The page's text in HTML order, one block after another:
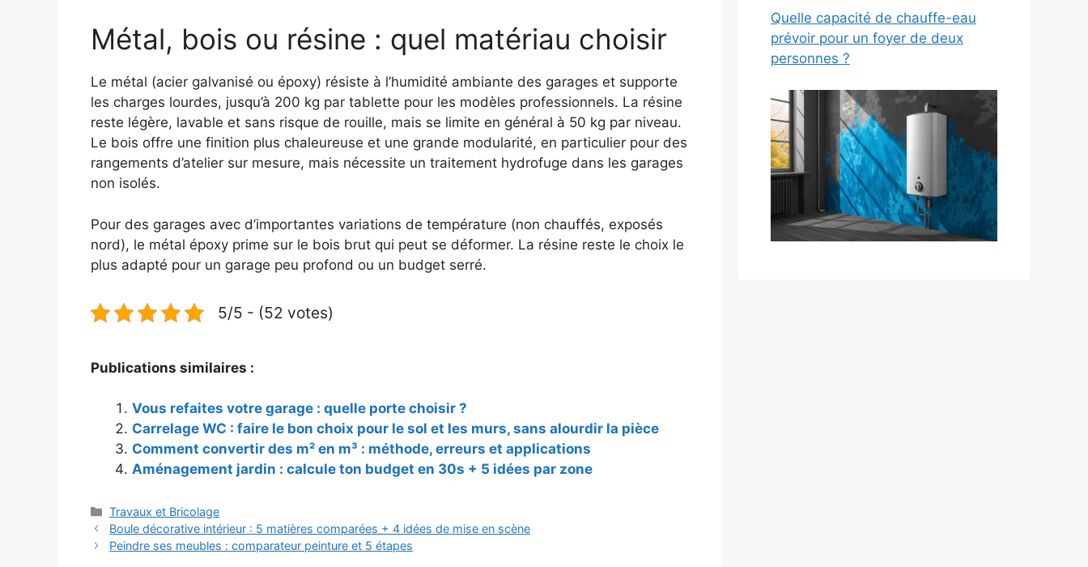
Métal, bois ou résine : quel matériau choisir
Le métal (acier galvanisé ou époxy) résiste à l’humidité ambiante des garages et supporte
les charges lourdes, jusqu’à 200 kg par tablette pour les modèles professionnels. La résine
reste légère, lavable et sans risque de rouille, mais se limite en général à 50 kg par niveau.
Le bois offre une finition plus chaleureuse et une grande modularité, en particulier pour des
rangements d’atelier sur mesure, mais nécessite un traitement hydrofuge dans les garages
non isolés.
Pour des garages avec d’importantes variations de température (non chauffés, exposés
nord), le métal époxy prime sur le bois brut qui peut se déformer. La résine reste le choix le
plus adapté pour un garage peu profond ou un budget serré.
5/5 - (52 votes)
Publications similaires :
Vous refaites votre garage : quelle porte choisir ?
Carrelage WC : faire le bon choix pour le sol et les murs, sans alourdir la pièce
Comment convertir des m² en m³ : méthode, erreurs et applications
Aménagement jardin : calcule ton budget en 30s + 5 idées par zone
Catégories
Travaux et Bricolage
Boule décorative intérieur : 5 matières comparées + 4 idées de mise en scène
Peindre ses meubles : comparateur peinture et 5 étapes
Quelle capacité de chauffe-eau
prévoir pour un foyer de deux
personnes ?